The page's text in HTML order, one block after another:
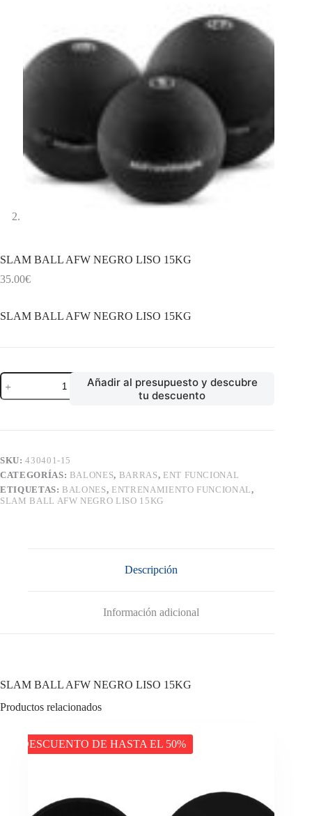
SLAM BALL AFW NEGRO LISO 15KG
35.00€
SLAM BALL AFW NEGRO LISO 15KG
SLAM
BALL
AFW
Añadir al presupuesto y descubre
tu descuento
SKU:430401-15
CATEGORÍAS: BALONES, BARRAS, ENT FUNCIONAL
ETIQUETAS: BALONES, ENTRENAMIENTO FUNCIONAL,
SLAM BALL AFW NEGRO LISO 15KG
Descripción
Información adicional
SLAM BALL AFW NEGRO LISO 15KG
Productos relacionados
DESCUENTO DE HASTA EL 50%